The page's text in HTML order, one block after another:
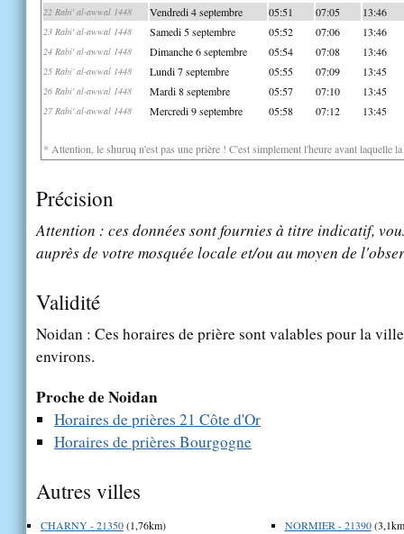
22 Rabi' al-awwal 1448 Vendredi 4 septembre 05:51 07:05 13:46
23 Rabi' al-awwal 1448 Samedi 5 septembre 05:52 07:06 13:46
24 Rabi' al-awwal 1448 Dimanche 6 septembre 05:54 07:08 13:46
25 Rabi' al-awwal 1448 Lundi 7 septembre 05:55 07:09 13:45
26 Rabi' al-awwal 1448 Mardi 8 septembre 05:57 07:10 13:45
27 Rabi' al-awwal 1448 Mercredi 9 septembre 05:58 07:12 13:45
* Attention, le shuruq n'est pas une prière ! C'est simplement l'heure avant laquelle
Précision
Attention : ces données sont fournies à titre indicatif,
auprès de votre mosquée locale et/ou au moyen de
Validité
Noidan : Ces horaires de prière sont valables pour la
environs.
Proche de Noidan
Horaires de prières 21 Côte d'Or
Horaires de prières Bourgogne
Autres villes
CHARNY - 21350(1,76km)
NORMIER - 21390